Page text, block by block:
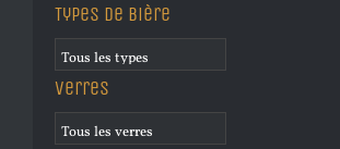
Types de bière
Verres